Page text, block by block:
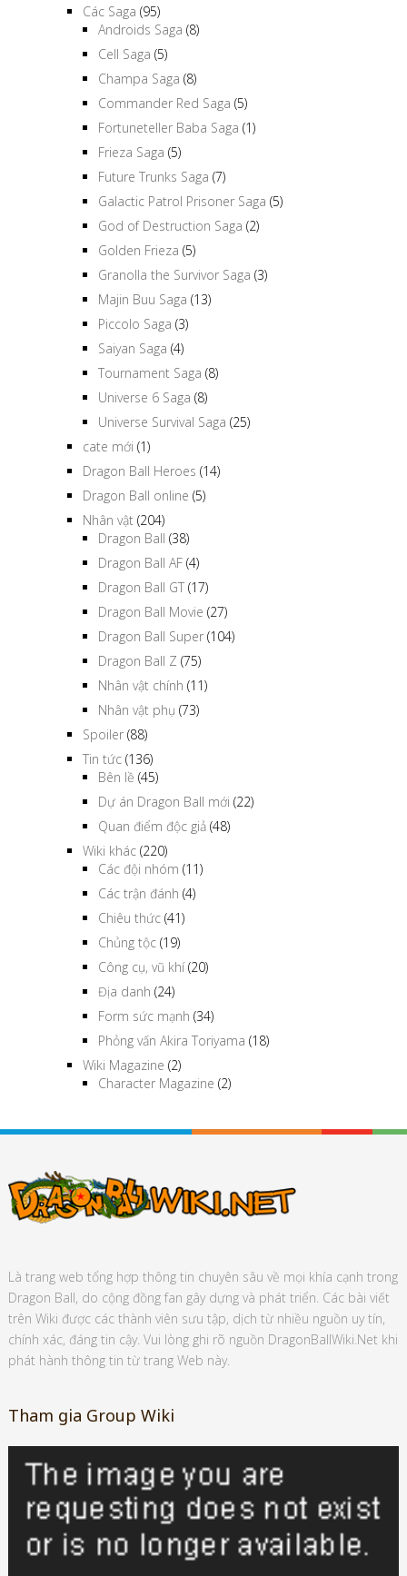
Các Saga (95)
Androids Saga (8)
Cell Saga (5)
Champa Saga (8)
Commander Red Saga (5)
Fortuneteller Baba Saga (1)
Frieza Saga (5)
Future Trunks Saga (7)
Galactic Patrol Prisoner Saga (5)
God of Destruction Saga (2)
Golden Frieza (5)
Granolla the Survivor Saga (3)
Majin Buu Saga (13)
Piccolo Saga (3)
Saiyan Saga (4)
Tournament Saga (8)
Universe 6 Saga (8)
Universe Survival Saga (25)
cate mới (1)
Dragon Ball Heroes (14)
Dragon Ball online (5)
Nhân vật (204)
Dragon Ball (38)
Dragon Ball AF (4)
Dragon Ball GT (17)
Dragon Ball Movie (27)
Dragon Ball Super (104)
Dragon Ball Z (75)
Nhân vật chính (11)
Nhân vật phụ (73)
Spoiler (88)
Tin tức (136)
Bên lề (45)
Dự án Dragon Ball mới (22)
Quan điểm độc giả (48)
Wiki khác (220)
Các đội nhóm (11)
Các trận đánh (4)
Chiêu thức (41)
Chủng tộc (19)
Công cụ, vũ khí(20)
Địa danh (24)
Form sức mạnh (34)
Phỏng vấn Akira Toriyama (18)
Wiki Magazine (2)
Character Magazine (2)
Là trang web tổng hợp thông tin chuyên sâu về mọi khía cạnh trong
Dragon Ball, do cộng đồng fan gây dựng và phát triển. Các bài viết
trên Wiki được các thành viên sưu tập, dịch từ nhiều nguồn uy tín,
chính xác, đáng tin cậy. Vui lòng ghi rõ nguồn DragonBallWiki.Net khi
phát hành thông tin từ trang Web này.
Tham gia Group Wiki